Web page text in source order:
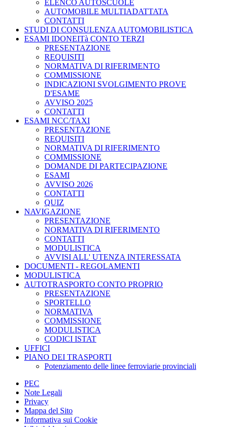
ELENCO AUTOSCUOLE
AUTOMOBILE MULTIADATTATA
CONTATTI
STUDI DI CONSULENZA AUTOMOBILISTICA
ESAMI IDONEITà CONTO TERZI
PRESENTAZIONE
REQUISITI
NORMATIVA DI RIFERIMENTO
COMMISSIONE
INDICAZIONI SVOLGIMENTO PROVE
D'ESAME
AVVISO 2025
CONTATTI
ESAMI NCC/TAXI
PRESENTAZIONE
REQUISITI
NORMATIVA DI RIFERIMENTO
COMMISSIONE
DOMANDE DI PARTECIPAZIONE
ESAMI
AVVISO 2026
CONTATTI
QUIZ
NAVIGAZIONE
PRESENTAZIONE
NORMATIVA DI RIFERIMENTO
CONTATTI
MODULISTICA
AVVISI ALL' UTENZA INTERESSATA
DOCUMENTI - REGOLAMENTI
MODULISTICA
AUTOTRASPORTO CONTO PROPRIO
PRESENTAZIONE
SPORTELLO
NORMATIVA
COMMISSIONE
MODULISTICA
CODICI ISTAT
UFFICI
PIANO DEI TRASPORTI
Potenziamento delle linee ferroviarie provinciali
PEC
Note Legali
Privacy
Mappa del Sito
Informativa sui Cookie